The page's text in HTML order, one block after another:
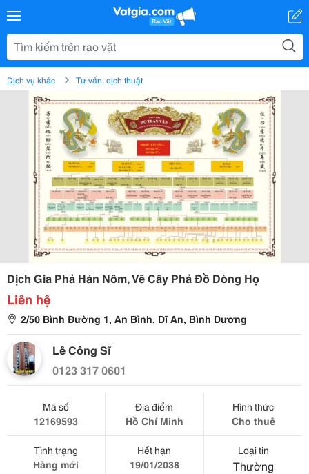
Dịch vụ khác Tư vấn, dịch thuật
Dịch Gia Phả Hán Nôm, Vẽ Cây Phả Đồ Dòng Họ
Liên hệ
2/50 Bình Đường 1, An Bình, Dĩ An, Bình Dương
Lê Công Sĩ
0123 317 0601
Mã số
12169593
Địa điểm
Hồ Chí Minh
Hình thức
Cho thuê
Tình trạng
Hàng mới
Hết hạn
19/01/2038
Loại tin
Thường